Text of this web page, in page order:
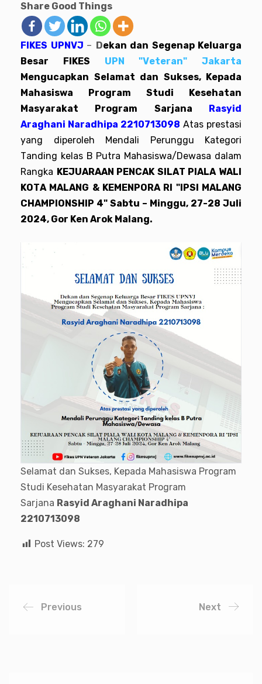
Share Good Things
FIKES UPNVJ – Dekan dan Segenap Keluarga
Besar FIKES UPN "Veteran" Jakarta
Mengucapkan Selamat dan Sukses, Kepada
Mahasiswa Program Studi Kesehatan
Masyarakat Program Sarjana
Rasyid
Araghani Naradhipa 2210713098 Atas prestasi
yang diperoleh
Mendali Perunggu Kategori
Tanding kelas B Putra Mahasiswa/Dewasa dalam
Rangka KEJUARAAN PENCAK SILAT PIALA WALI
KOTA MALANG & KEMENPORA RI "IPSI MALANG
CHAMPIONSHIP 4" Sabtu – Minggu, 27-28 Juli
2024, Gor Ken Arok Malang.
Selamat dan Sukses, Kepada Mahasiswa Program
Studi Kesehatan Masyarakat Program
Sarjana Rasyid Araghani Naradhipa
2210713098
Post Views: 279
Previous Next